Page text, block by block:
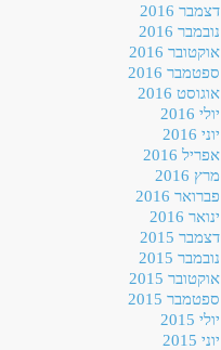
דצמבר 2016
נובמבר 2016
אוקטובר 2016
ספטמבר 2016
אוגוסט 2016
יולי 2016
יוני 2016
אפריל 2016
מרץ 2016
פברואר 2016
ינואר 2016
דצמבר 2015
נובמבר 2015
אוקטובר 2015
ספטמבר 2015
יולי 2015
יוני 2015